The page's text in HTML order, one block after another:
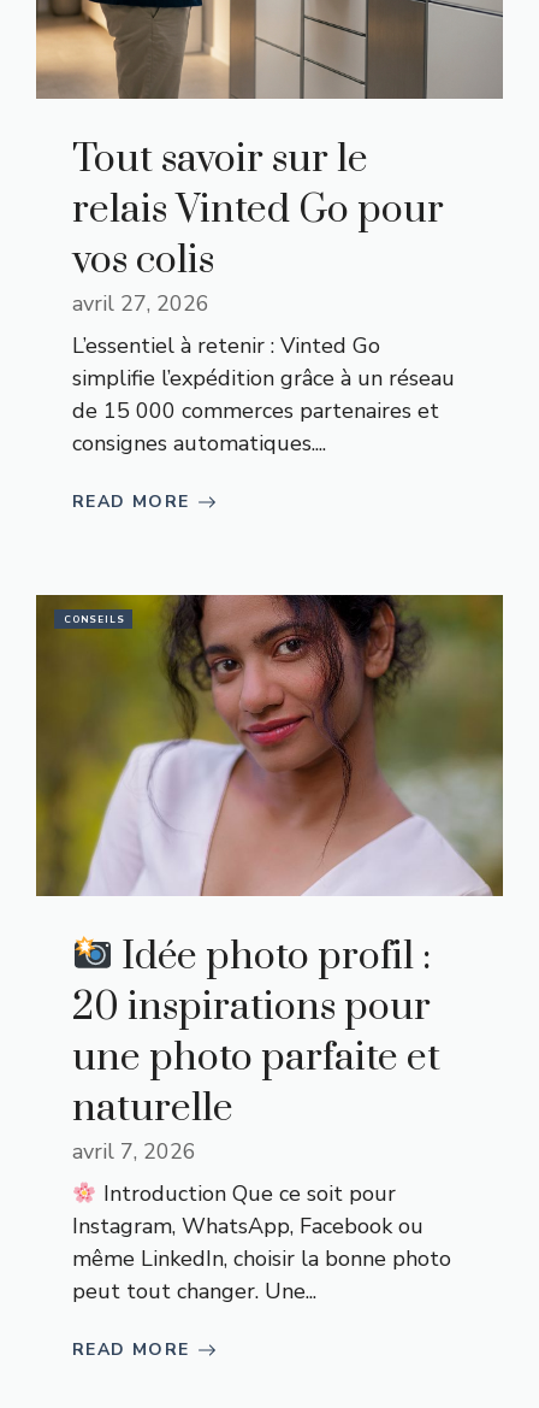
Tout savoir sur le
relais Vinted Go pour
vos colis
avril 27, 2026
L’essentiel à retenir : Vinted Go
simplifie l’expédition grâce à un réseau
de 15 000 commerces partenaires et
consignes automatiques....
READ MORE
CONSEILS
Idée photo profil :
20 inspirations pour
une photo parfaite et
naturelle
avril 7, 2026
Introduction Que ce soit pour
Instagram, WhatsApp, Facebook ou
même LinkedIn, choisir la bonne photo
peut tout changer. Une...
READ MORE